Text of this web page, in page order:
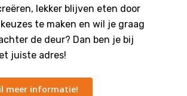
lekker blijven eten door
te maken en wil je graag
de deur? Dan ben je bij
juiste adres!
meer informatie!